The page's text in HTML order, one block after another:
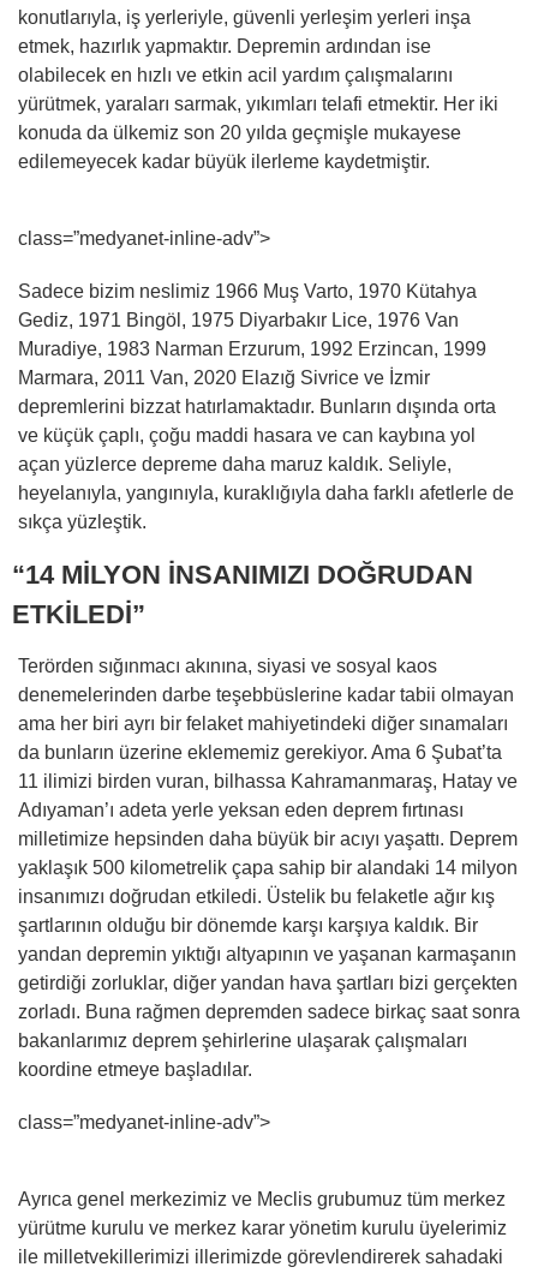
konutlarıyla, iş yerleriyle, güvenli yerleşim yerleri inşa
etmek, hazırlık yapmaktır. Depremin ardından ise
olabilecek en hızlı ve etkin acil yardım çalışmalarını
yürütmek, yaraları sarmak, yıkımları telafi etmektir. Her iki
konuda da ülkemiz son 20 yılda geçmişle mukayese
edilemeyecek kadar büyük ilerleme kaydetmiştir.
class=”medyanet-inline-adv”>
Sadece bizim neslimiz 1966 Muş Varto, 1970 Kütahya
Gediz, 1971 Bingöl, 1975 Diyarbakır Lice, 1976 Van
Muradiye, 1983 Narman Erzurum, 1992 Erzincan, 1999
Marmara, 2011 Van, 2020 Elazığ Sivrice ve İzmir
depremlerini bizzat hatırlamaktadır. Bunların dışında orta
ve küçük çaplı, çoğu maddi hasara ve can kaybına yol
açan yüzlerce depreme daha maruz kaldık. Seliyle,
heyelanıyla, yangınıyla, kuraklığıyla daha farklı afetlerle de
sıkça yüzleştik.
“14 MİLYON İNSANIMIZI DOĞRUDAN
ETKİLEDİ”
Terörden sığınmacı akınına, siyasi ve sosyal kaos
denemelerinden darbe teşebbüslerine kadar tabii olmayan
ama her biri ayrı bir felaket mahiyetindeki diğer sınamaları
da bunların üzerine eklememiz gerekiyor. Ama 6 Şubat’ta
11 ilimizi birden vuran, bilhassa Kahramanmaraş, Hatay ve
Adıyaman’ı adeta yerle yeksan eden deprem fırtınası
milletimize hepsinden daha büyük bir acıyı yaşattı. Deprem
yaklaşık 500 kilometrelik çapa sahip bir alandaki 14 milyon
insanımızı doğrudan etkiledi. Üstelik bu felaketle ağır kış
şartlarının olduğu bir dönemde karşı karşıya kaldık. Bir
yandan depremin yıktığı altyapının ve yaşanan karmaşanın
getirdiği zorluklar, diğer yandan hava şartları bizi gerçekten
zorladı. Buna rağmen depremden sadece birkaç saat sonra
bakanlarımız deprem şehirlerine ulaşarak çalışmaları
koordine etmeye başladılar.
class=”medyanet-inline-adv”>
Ayrıca genel merkezimiz ve Meclis grubumuz tüm merkez
yürütme kurulu ve merkez karar yönetim kurulu üyelerimiz
ile milletvekillerimizi illerimizde görevlendirerek sahadaki